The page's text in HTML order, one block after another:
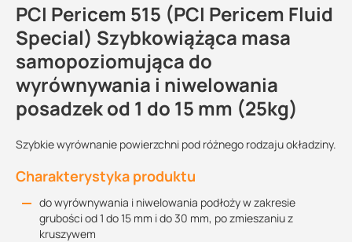
PCI Pericem 515 (PCI Pericem Fluid
Special) Szybkowiążąca masa
samopoziomująca do
wyrównywania i niwelowania
posadzek od 1 do 15 mm (25kg)
Szybkie wyrównanie powierzchni pod różnego rodzaju okładziny.
Charakterystyka produktu
do wyrównywania i niwelowania podłoży w zakresie
grubości od 1 do 15 mm i do 30 mm, po zmieszaniu z
kruszywem